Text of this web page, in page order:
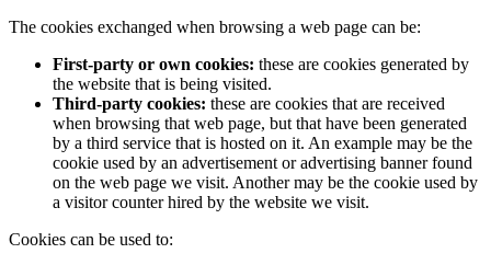
The cookies exchanged when browsing a web page can be:
First-party or own cookies: these are cookies generated by
the website that is being visited.
Third-party cookies: these are cookies that are received
when browsing that web page, but that have been generated
by a third service that is hosted on it. An example may be the
cookie used by an advertisement or advertising banner found
on the web page we visit. Another may be the cookie used by
a visitor counter hired by the website we visit.
Cookies can be used to: